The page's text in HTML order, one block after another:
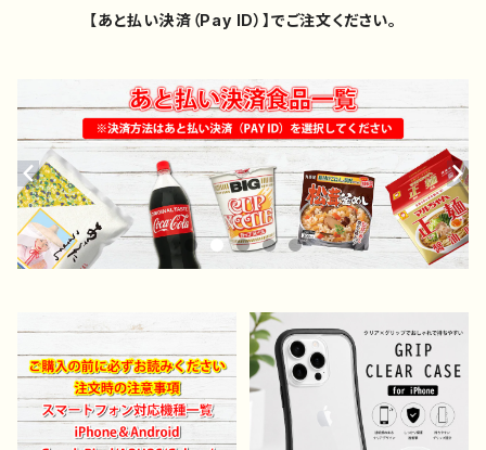
【あと払い決済（Pay ID）】でご注文ください。